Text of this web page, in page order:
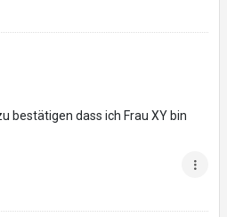
bestätigen dass ich Frau XY bin